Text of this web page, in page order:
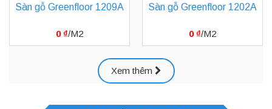
Sàn gỗ Greenfloor 1209A
0 ₫
Sàn gỗ Greenfloor 1202A
0 ₫
Xem thêm